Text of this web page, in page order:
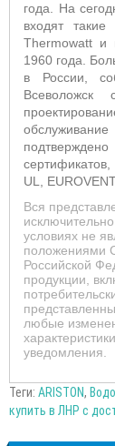
года. На
входят
Thermowatt и
1960 года.
в России,
UL,
Вся
условиях не
положениями
Российской
продукции,
любые
уведомления.
Теги: ARISTON,
купить в ЛНР с